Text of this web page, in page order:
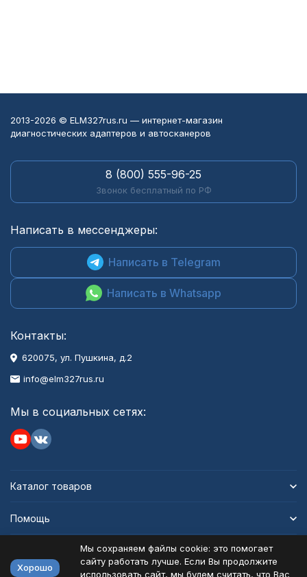
2013-2026 © ELM327rus.ru — интернет-магазин
диагностических адаптеров и автосканеров
8 (800) 555-96-25
Звонок бесплатный по РФ
Написать в мессенджеры:
Написать в Telegram
Написать в Whatsapp
Контакты:
620075, ул. Пушкина, д.2
info@elm327rus.ru
Мы в социальных сетях:
Каталог товаров
Помощь
Хорошо
Мы сохраняем файлы cookie: это помогает
сайту работать лучше. Если Вы продолжите
использовать сайт, мы будем считать, что Вас